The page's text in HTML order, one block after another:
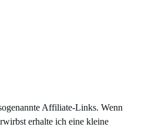
Affiliate-Links. Wenn
erhalte ich eine kleine